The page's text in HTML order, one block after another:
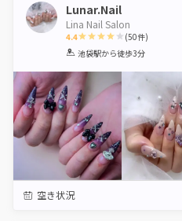
Lunar.Nail
Lina Nail Salon
4.4
1 2 3 4 5
(50件)
池袋駅から徒歩3分
空き状況